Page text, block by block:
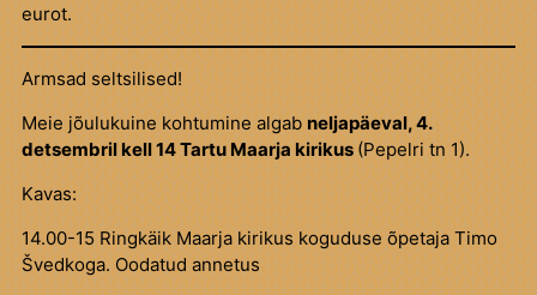
eurot.
Armsad seltsilised!
Meie jõulukuine kohtumine algab neljapäeval, 4.
detsembril kell 14 Tartu Maarja kirikus (Pepelri tn 1).
Kavas:
14.00-15 Ringkäik Maarja kirikus koguduse õpetaja Timo
Švedkoga. Oodatud annetus